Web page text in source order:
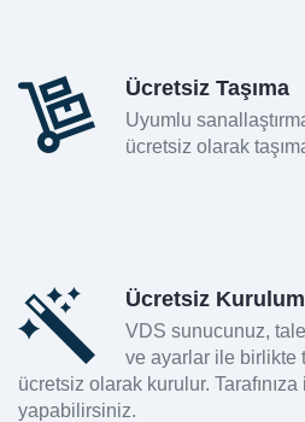
Ücretsiz Taşıma
Uyumlu
ücretsiz olarak
Ücretsiz Kurulum
VDS sunucunuz,
ve ayarlar ile birlikte
ücretsiz olarak kurulur.
yapabilirsiniz.